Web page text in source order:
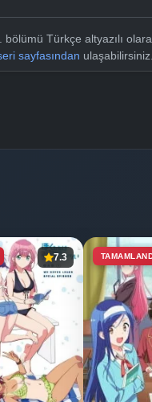
Türkçe altyazılı
sayfasından ulaşabilirsiniz.
7.3